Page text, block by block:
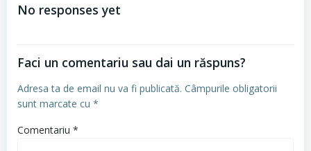
articole
No responses yet
Faci un comentariu sau dai un răspuns?
Adresa ta de email nu va fi publicată. Câmpurile obligatorii
sunt marcate cu *
Comentariu *